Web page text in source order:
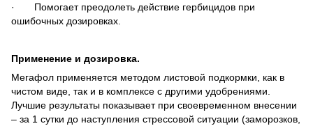
· Помогает преодолеть действие гербицидов при
ошибочных дозировках.
Применение и дозировка.
Мегафол применяется методом листовой подкормки, как в
чистом виде, так и в комплексе с другими удобрениями.
Лучшие результаты показывает при своевременном внесении
– за 1 сутки до наступления стрессовой ситуации (заморозков,